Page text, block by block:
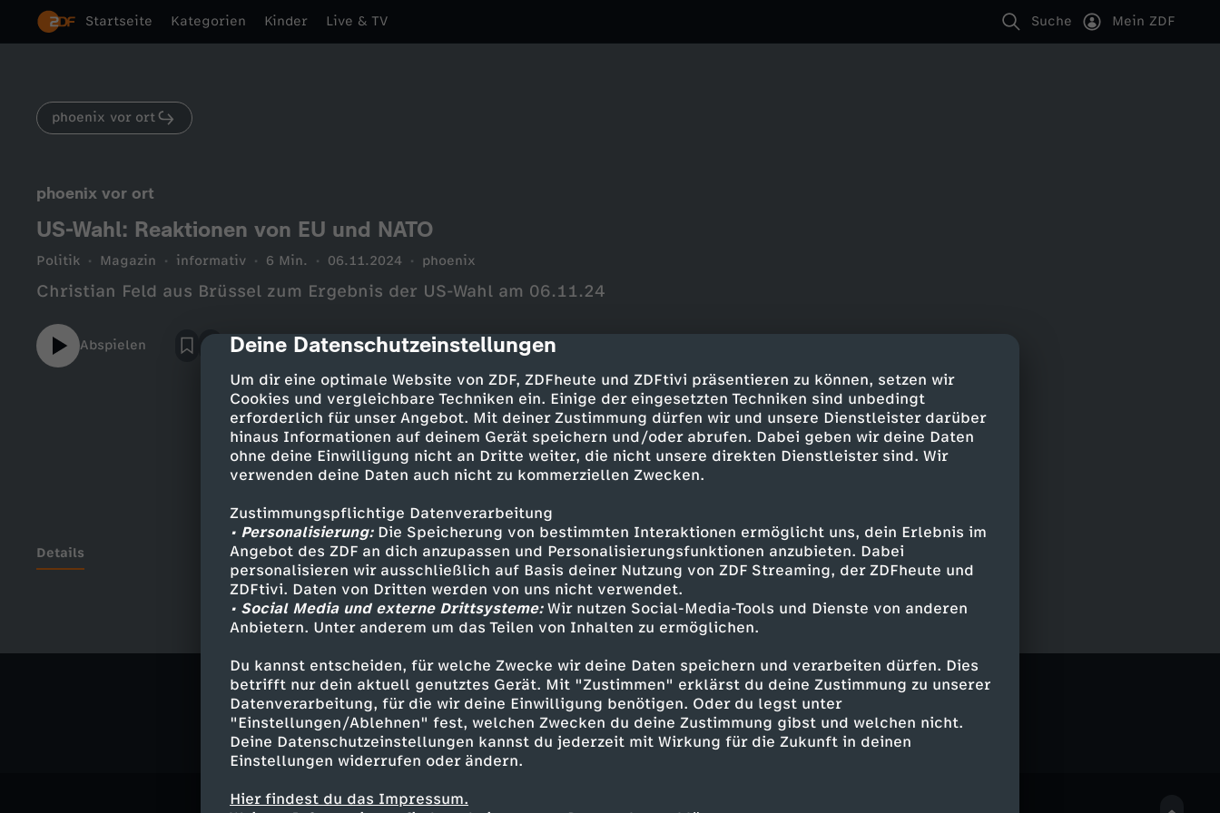
cmp-dialog-description
Deine Datenschutzeinstellungen
Um dir eine optimale Website von ZDF, ZDFheute und ZDFtivi präsentieren zu können, setzen wir
Cookies und vergleichbare Techniken ein. Einige der eingesetzten Techniken sind unbedingt
erforderlich für unser Angebot. Mit deiner Zustimmung dürfen wir und unsere Dienstleister darüber
hinaus Informationen auf deinem Gerät speichern und/oder abrufen. Dabei geben wir deine Daten
ohne deine Einwilligung nicht an Dritte weiter, die nicht unsere direkten Dienstleister sind. Wir
verwenden deine Daten auch nicht zu kommerziellen Zwecken.
Zustimmungspflichtige Datenverarbeitung
• Personalisierung:Die Speicherung von bestimmten Interaktionen ermöglicht uns, dein Erlebnis im
Angebot des ZDF an dich anzupassen und Personalisierungsfunktionen anzubieten. Dabei
personalisieren wir ausschließlich auf Basis deiner Nutzung von ZDF Streaming, der ZDFheute und
ZDFtivi. Daten von Dritten werden von uns nicht verwendet.
• Social Media und externe Drittsysteme:Wir nutzen Social-Media-Tools und Dienste von anderen
Anbietern. Unter anderem um das Teilen von Inhalten zu ermöglichen.
Du kannst entscheiden, für welche Zwecke wir deine Daten speichern und verarbeiten dürfen. Dies
betrifft nur dein aktuell genutztes Gerät. Mit "Zustimmen" erklärst du deine Zustimmung zu unserer
Datenverarbeitung, für die wir deine Einwilligung benötigen. Oder du legst unter
"Einstellungen/Ablehnen" fest, welchen Zwecken du deine Zustimmung gibst und welchen nicht.
Deine Datenschutzeinstellungen kannst du jederzeit mit Wirkung für die Zukunft in deinen
Einstellungen widerrufen oder ändern.
Hier findest du das Impressum.
Startseite Kategorien Kinder Live & TV Suche Mein ZDF
phoenix vor ort
phoenix vor ort
US-Wahl: Reaktionen von EU und NATO
Politik Magazin informativ 6 Min. 06.11.2024 phoenix
Christian Feld aus Brüssel zum Ergebnis der US-Wahl am 06.11.24
Abspielen
Details
Ähnliche Inhalte entdecken
Politik Magazin informativ phoenix vor ort